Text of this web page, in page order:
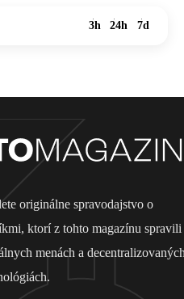
3h 24h 7d
originálne spravodajstvo o
ktorí z tohto magazínu spravili
menách a